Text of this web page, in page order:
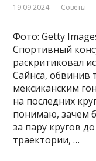
19.09.2024 Советы
Фото: Getty
Спортивный
раскритиковал
Сайнса, обвинив
мексиканским
на последних
понимаю, зачем
за пару кругов
траектории, …